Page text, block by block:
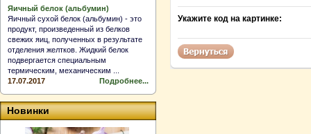
Укажите код на картинке:
Яичный белок (альбумин)
Яичный сухой белок (альбумин) - это
продукт, произведенный из белков
свежих яиц, полученных в результате
отделения желтков. Жидкий белок
подвергается специальным
термическим, механическим ...
17.07.2017
Подробнее...
Новинки